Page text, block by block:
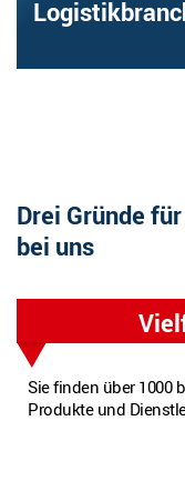
Drei Gründe
bei uns
Sie finden über 1000
Produkte und